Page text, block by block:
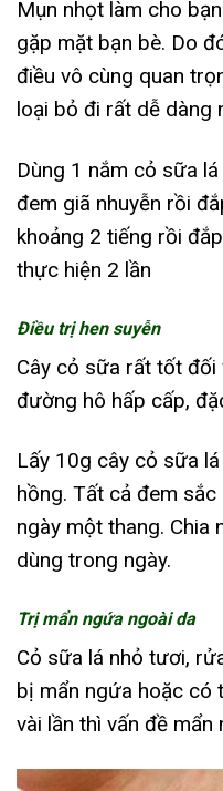
Mụn nhọt làm cho
gặp mặt bạn bè. Do
điều vô cùng quan
loại bỏ đi rất dễ dàng
Dùng 1 nắm cỏ sữa
đem giã nhuyễn rồi
khoảng 2 tiếng rồi
thực hiện 2 lần
Điều trị hen suyễn
Cây cỏ sữa rất tốt đối
đường hô hấp cấp,
Lấy 10g cây cỏ sữa
hồng. Tất cả đem
ngày một thang. Chia
dùng trong ngày.
Trị mẩn ngứa ngoài da
Cỏ sữa lá nhỏ tươi,
bị mẩn ngứa hoặc có
vài lần thì vấn đề